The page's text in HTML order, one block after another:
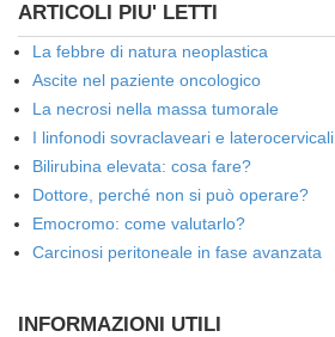
ARTICOLI PIU' LETTI
La febbre di natura neoplastica
Ascite nel paziente oncologico
La necrosi nella massa tumorale
I linfonodi sovraclaveari e laterocervicali
Bilirubina elevata: cosa fare?
Dottore, perché non si può operare?
Emocromo: come valutarlo?
Carcinosi peritoneale in fase avanzata
INFORMAZIONI UTILI